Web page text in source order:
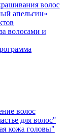
волос
апельсин»
волосами и
волос
для волос"
кожа головы"